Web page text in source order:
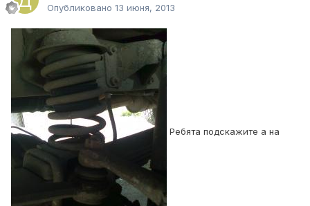
Опубликовано 13 июня, 2013
Ребята подскажите а на